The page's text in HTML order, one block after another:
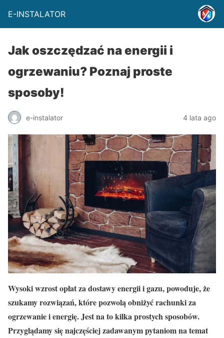
E-INSTALATOR
Jak oszczędzać na energii i
ogrzewaniu? Poznaj proste
sposoby!
e-instalator 4 lata ago
Wysoki wzrost opłat za dostawy energii i gazu, powoduje, że
szukamy rozwiązań, które pozwolą obniżyć rachunki za
ogrzewanie i energię. Jest na to kilka prostych sposobów.
Przyglądamy się najczęściej zadawanym pytaniom na temat